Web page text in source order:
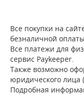
Все покупки на
безналичной
Все платежи для
сервис Paykeeper.
Также возможно
юридического
Подробная